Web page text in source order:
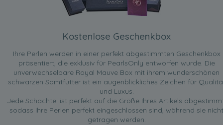
Kostenlose Geschenkbox
Ihre Perlen werden in einer perfekt abgestimmten Geschenkbox
präsentiert, die exklusiv für PearlsOnly entworfen wurde. Die
unverwechselbare Royal Mauve Box mit ihrem wunderschönen
schwarzen Samtfutter ist ein augenblickliches Zeichen für
und Luxus.
Jede Schachtel ist perfekt auf die Größe Ihres Artikels
sodass Ihre Perlen perfekt eingeschlossen sind, während sie nicht
getragen werden.